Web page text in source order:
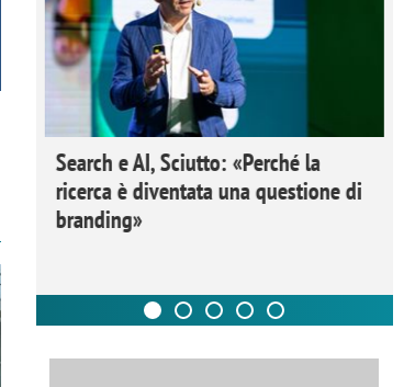
Search e AI, Sciutto: «Perché la
ricerca è diventata una questione di
branding»